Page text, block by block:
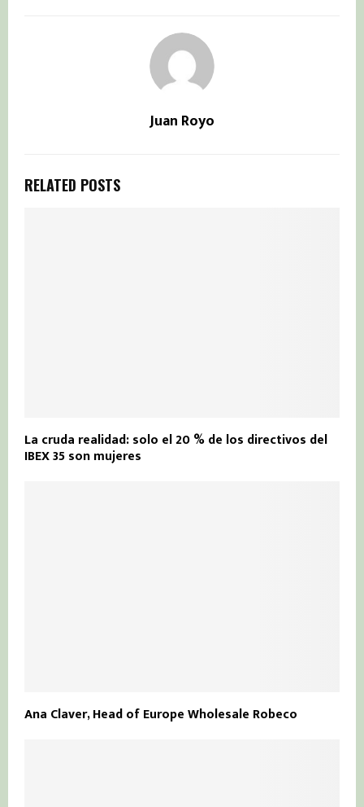
Juan Royo
RELATED POSTS
La cruda realidad: solo el 20 % de los directivos del
IBEX 35 son mujeres
Ana Claver, Head of Europe Wholesale Robeco